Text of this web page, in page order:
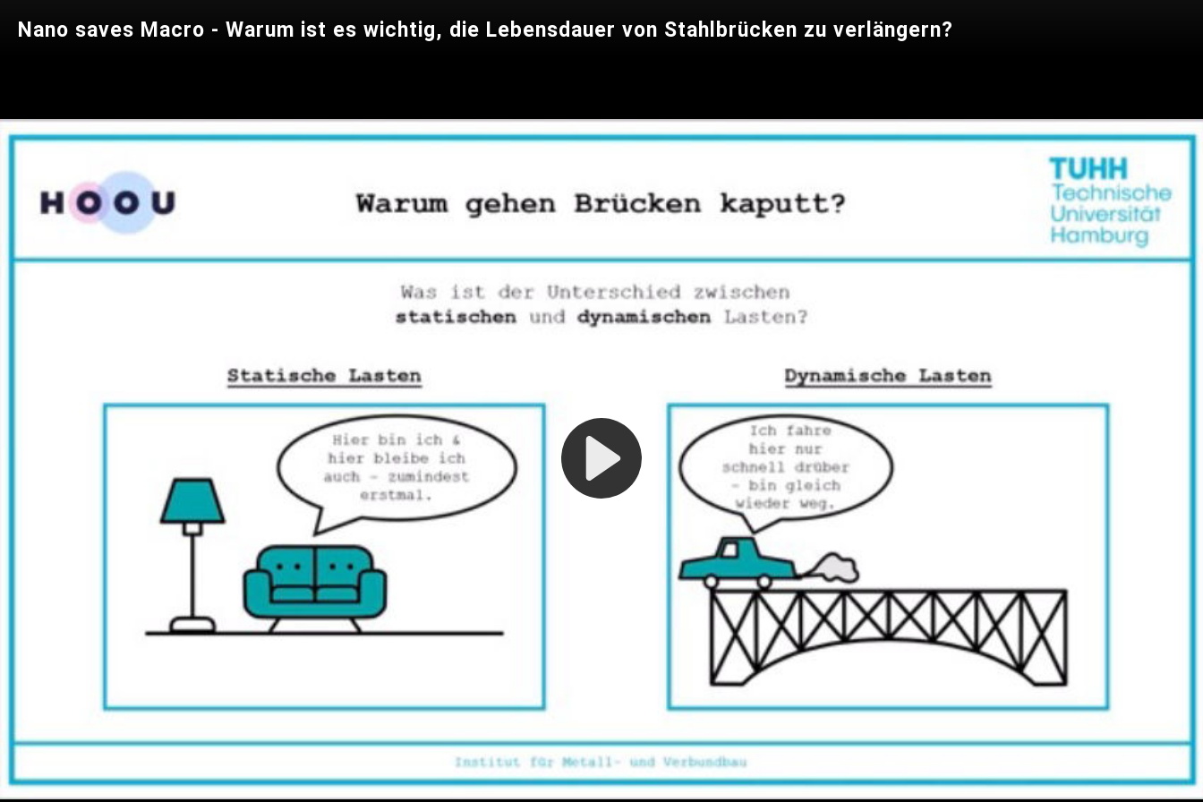
Play
Video
Nano saves Macro - Warum ist es wichtig, die Lebensdauer von Stahlbrücken zu verlängern?